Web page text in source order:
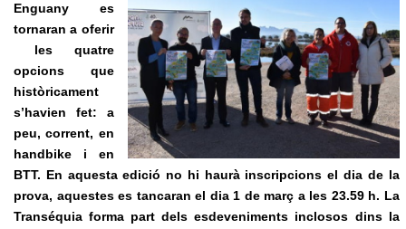
Enguany es
tornaran a oferir
les quatre
opcions que
històricament
s’havien fet: a
peu, corrent, en
handbike i en
BTT. En aquesta edició no hi haurà inscripcions el dia de la
prova, aquestes es tancaran el dia 1 de març a les 23.59 h. La
Transéquia forma part dels esdeveniments inclosos dins la